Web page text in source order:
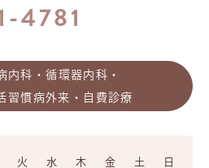
4781
内科・循環器内科・
習慣病外来・自費診療
火 水 木 金 土 日